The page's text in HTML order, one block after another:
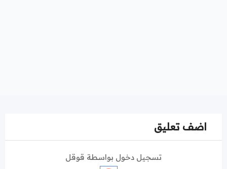
اضف تعليق
تسجيل دخول بواسطة قوقل